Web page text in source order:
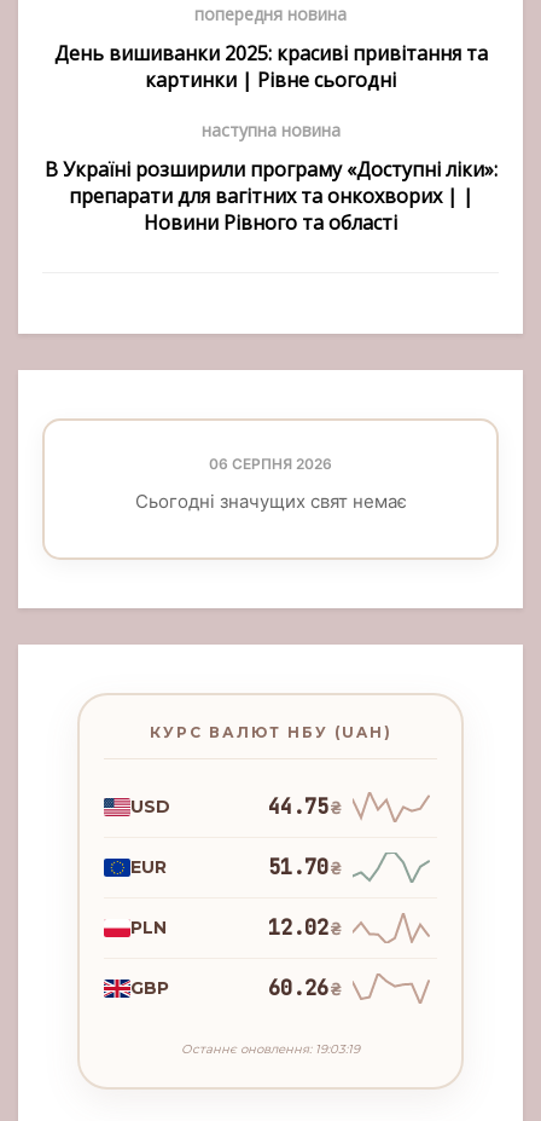
попередня новина
День вишиванки 2025: красиві привітання та
картинки | Рівне сьогодні
наступна новина
В Україні розширили програму «Доступні ліки»:
препарати для вагітних та онкохворих | |
Новини Рівного та області
06 СЕРПНЯ 2026
Сьогодні значущих свят немає
КУРС ВАЛЮТ НБУ (UAH)
USD 44.75₴
EUR 51.70₴
PLN 12.02₴
GBP 60.26₴
Останнє оновлення: 19:03:19